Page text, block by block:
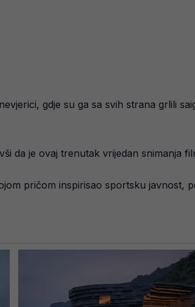
gdje su ga sa svih strana grlili
da je ovaj trenutak vrijedan snimanja
pričom inspirisao sportsku javnost,